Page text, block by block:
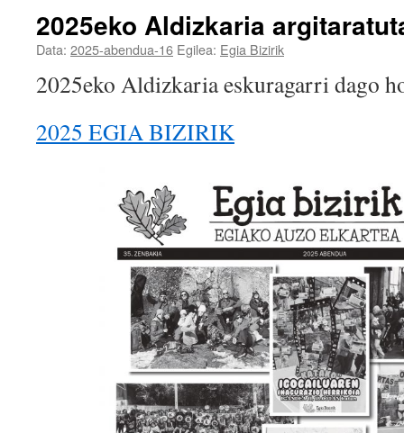
2025eko Aldizkaria
Data: 2025-abendua-16 Egilea: Egia Bizirik
2025eko Aldizkaria eskuragarri dago
2025 EGIA BIZIRIK